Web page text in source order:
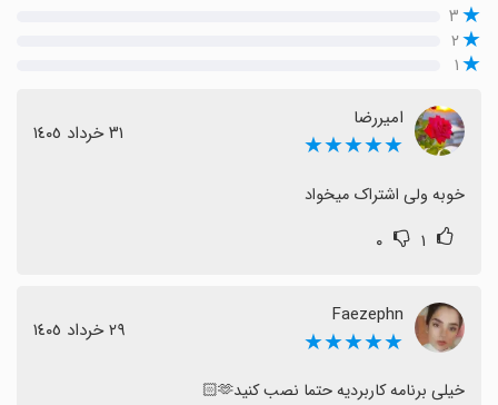
۳
۲
۱
امیررضا
★★★★★ ٣١ خرداد ١٤٠٥
خوبه ولی اشتراک میخواد
۱ ۰
Faezephn
★★★★★ ٢٩ خرداد ١٤٠٥
خیلی برنامه کاربردیه حتما نصب کنید🫶🏻